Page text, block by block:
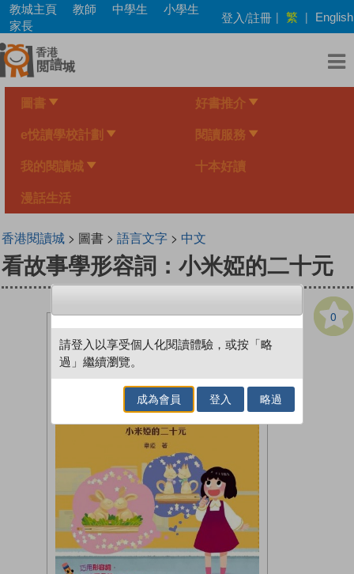
Skip
main
content
教城主頁 教師 中學生
小學生
家長
登入/註冊 | 繁 | English
圖書 好書推介
e悅讀學校計劃 閱讀服務
我的閱讀城 十本好讀
漫話生活
香港閱讀城> 圖書 > 語言文字> 中文
看故事學形容詞：小米婭的二十元
0
請登入以享受個人化閱讀體驗，或按「略
過」繼續瀏覽。
成為會員 登入 略過